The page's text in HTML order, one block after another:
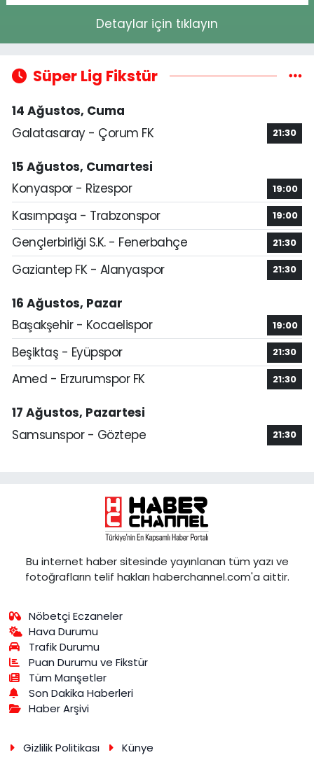
Detaylar için tıklayın
Süper Lig Fikstür
14 Ağustos, Cuma
Galatasaray - Çorum FK
21:30
15 Ağustos, Cumartesi
Konyaspor - Rizespor
19:00
Kasımpaşa - Trabzonspor 19:00
Gençlerbirliği S.K. - Fenerbahçe 21:30
Gaziantep FK - Alanyaspor 21:30
16 Ağustos, Pazar
Başakşehir - Kocaelispor
19:00
Beşiktaş - Eyüpspor 21:30
Amed - Erzurumspor FK 21:30
17 Ağustos, Pazartesi
Samsunspor - Göztepe
21:30
Bu internet haber sitesinde yayınlanan tüm yazı ve
fotoğrafların telif hakları haberchannel.com'a aittir.
Nöbetçi Eczaneler
Hava Durumu
Trafik Durumu
Puan Durumu ve Fikstür
Tüm Manşetler
Son Dakika Haberleri
Haber Arşivi
Gizlilik Politikası Künye